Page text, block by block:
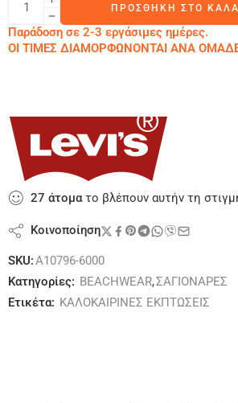
ΠΡΟΣΘΉΚΗ ΣΤΟ
Παράδοση σε 2-3 εργάσιμες ημέρες.
ΟΙ ΤΙΜΕΣ ΔΙΑΜΟΡΦΩΝΟΝΤΑΙ ΑΝΑ
27 άτοματο βλέπουν αυτήν τη
Κοινοποίηση
SKU:A10796-6000
Κατηγορίες: BEACHWEAR,ΣΑΓΙΟΝΑΡΕΣ
Ετικέτα: ΚΑΛΟΚΑΙΡΙΝΕΣ ΕΚΠΤΩΣΕΙΣ